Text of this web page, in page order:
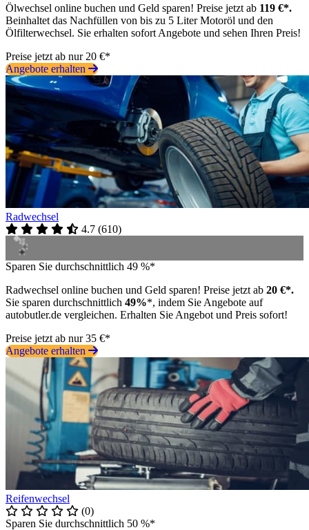
Ölwechsel online buchen und Geld sparen! Preise jetzt ab 119 €*.
Beinhaltet das Nachfüllen von bis zu 5 Liter Motoröl und den
Ölfilterwechsel. Sie erhalten sofort Angebote und sehen Ihren Preis!
Preise jetzt ab nur 20 €*
Angebote erhalten
Radwechsel
4.7 (610)
Sparen Sie durchschnittlich 49 %*
Radwechsel online buchen und Geld sparen! Preise jetzt ab 20 €*.
Sie sparen durchschnittlich 49%*, indem Sie Angebote auf
autobutler.de vergleichen. Erhalten Sie Angebot und Preis sofort!
Preise jetzt ab nur 35 €*
Angebote erhalten
Reifenwechsel
(0)
Sparen Sie durchschnittlich 50 %*